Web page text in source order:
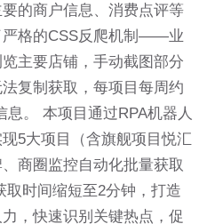
的商户信息、消费点评等
严格的CSS反爬机制——业
主要店铺，手动截图部分
复制获取，每项目每周约
。 本项目通过RPA机器人
5大项目（含旗舰项目悦汇
商圈监控自动化批量获取
时间缩短至2分钟，打造
，快速识别关键热点，促